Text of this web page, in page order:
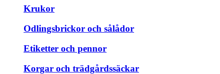
Krukor
Odlingsbrickor och sålådor
Etiketter och pennor
Korgar och trädgårdssäckar